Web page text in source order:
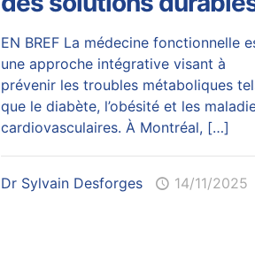
EN BREF La médecine fonctionnelle
une approche intégrative visant à
prévenir les troubles métaboliques
que le diabète, l’obésité et les
cardiovasculaires. À Montréal, […]
Dr Sylvain Desforges 14/11/2025